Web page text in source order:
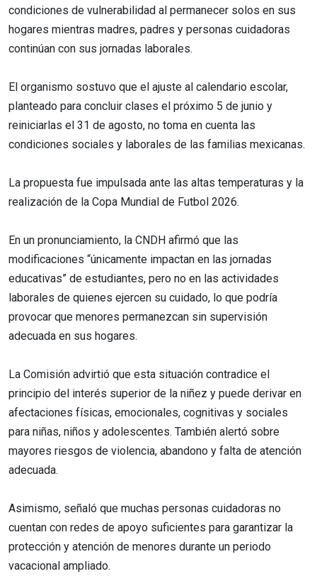
condiciones de vulnerabilidad al permanecer solos en sus
hogares mientras madres, padres y personas cuidadoras
continúan con sus jornadas laborales.
El organismo sostuvo que el ajuste al calendario escolar,
planteado para concluir clases el próximo 5 de junio y
reiniciarlas el 31 de agosto, no toma en cuenta las
condiciones sociales y laborales de las familias mexicanas.
La propuesta fue impulsada ante las altas temperaturas y la
realización de la Copa Mundial de Futbol 2026.
En un pronunciamiento, la CNDH afirmó que las
modificaciones “únicamente impactan en las jornadas
educativas” de estudiantes, pero no en las actividades
laborales de quienes ejercen su cuidado, lo que podría
provocar que menores permanezcan sin supervisión
adecuada en sus hogares.
La Comisión advirtió que esta situación contradice el
principio del interés superior de la niñez y puede derivar en
afectaciones físicas, emocionales, cognitivas y sociales
para niñas, niños y adolescentes. También alertó sobre
mayores riesgos de violencia, abandono y falta de atención
adecuada.
Asimismo, señaló que muchas personas cuidadoras no
cuentan con redes de apoyo suficientes para garantizar la
protección y atención de menores durante un periodo
vacacional ampliado.